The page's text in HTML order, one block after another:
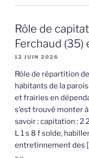
Rôle de
Ferchaud (35)
12 JUIN 2026
Rôle de répartition
habitants de la
et frairies en
s’est trouvé monter
savoir : capitation : 2
L 1 s 8 f solde,
entretinnement des